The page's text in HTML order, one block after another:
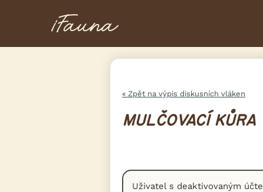
« Zpět na výpis diskusních vláken
MULČOVACÍ KŮRA
Uživatel s deaktivovaným